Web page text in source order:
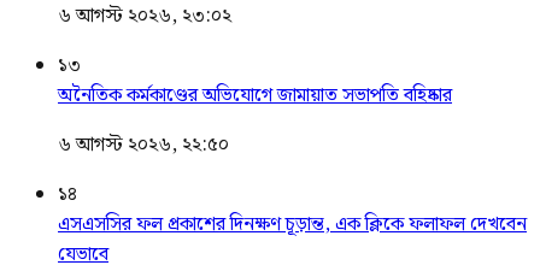
৬ আগস্ট ২০২৬, ২৩:০২
১৩
অনৈতিক কর্মকাণ্ডের অভিযোগে জামায়াত সভাপতি বহিষ্কার
৬ আগস্ট ২০২৬, ২২:৫০
১৪
এসএসসির ফল প্রকাশের দিনক্ষণ চূড়ান্ত, এক ক্লিকে ফলাফল দেখবেন
যেভাবে